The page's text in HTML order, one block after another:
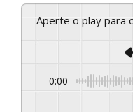
Aperte o play
0:00